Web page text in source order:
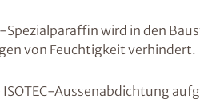
Spezialparaffin wird in den
von Feuchtigkeit verhindert.
Aussenabdichtung